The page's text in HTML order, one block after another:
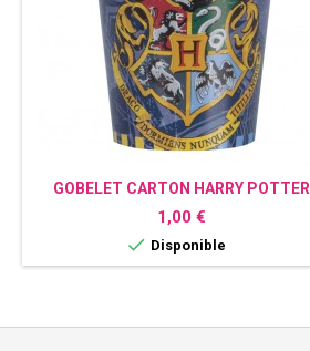
GOBELET CARTON HARRY POTTER
Prix
1,00 €
 Disponible